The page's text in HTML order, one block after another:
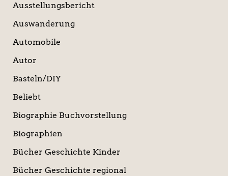
Ausstellungsbericht
Auswanderung
Automobile
Autor
Basteln/DIY
Beliebt
Biographie Buchvorstellung
Biographien
Bücher Geschichte Kinder
Bücher Geschichte regional